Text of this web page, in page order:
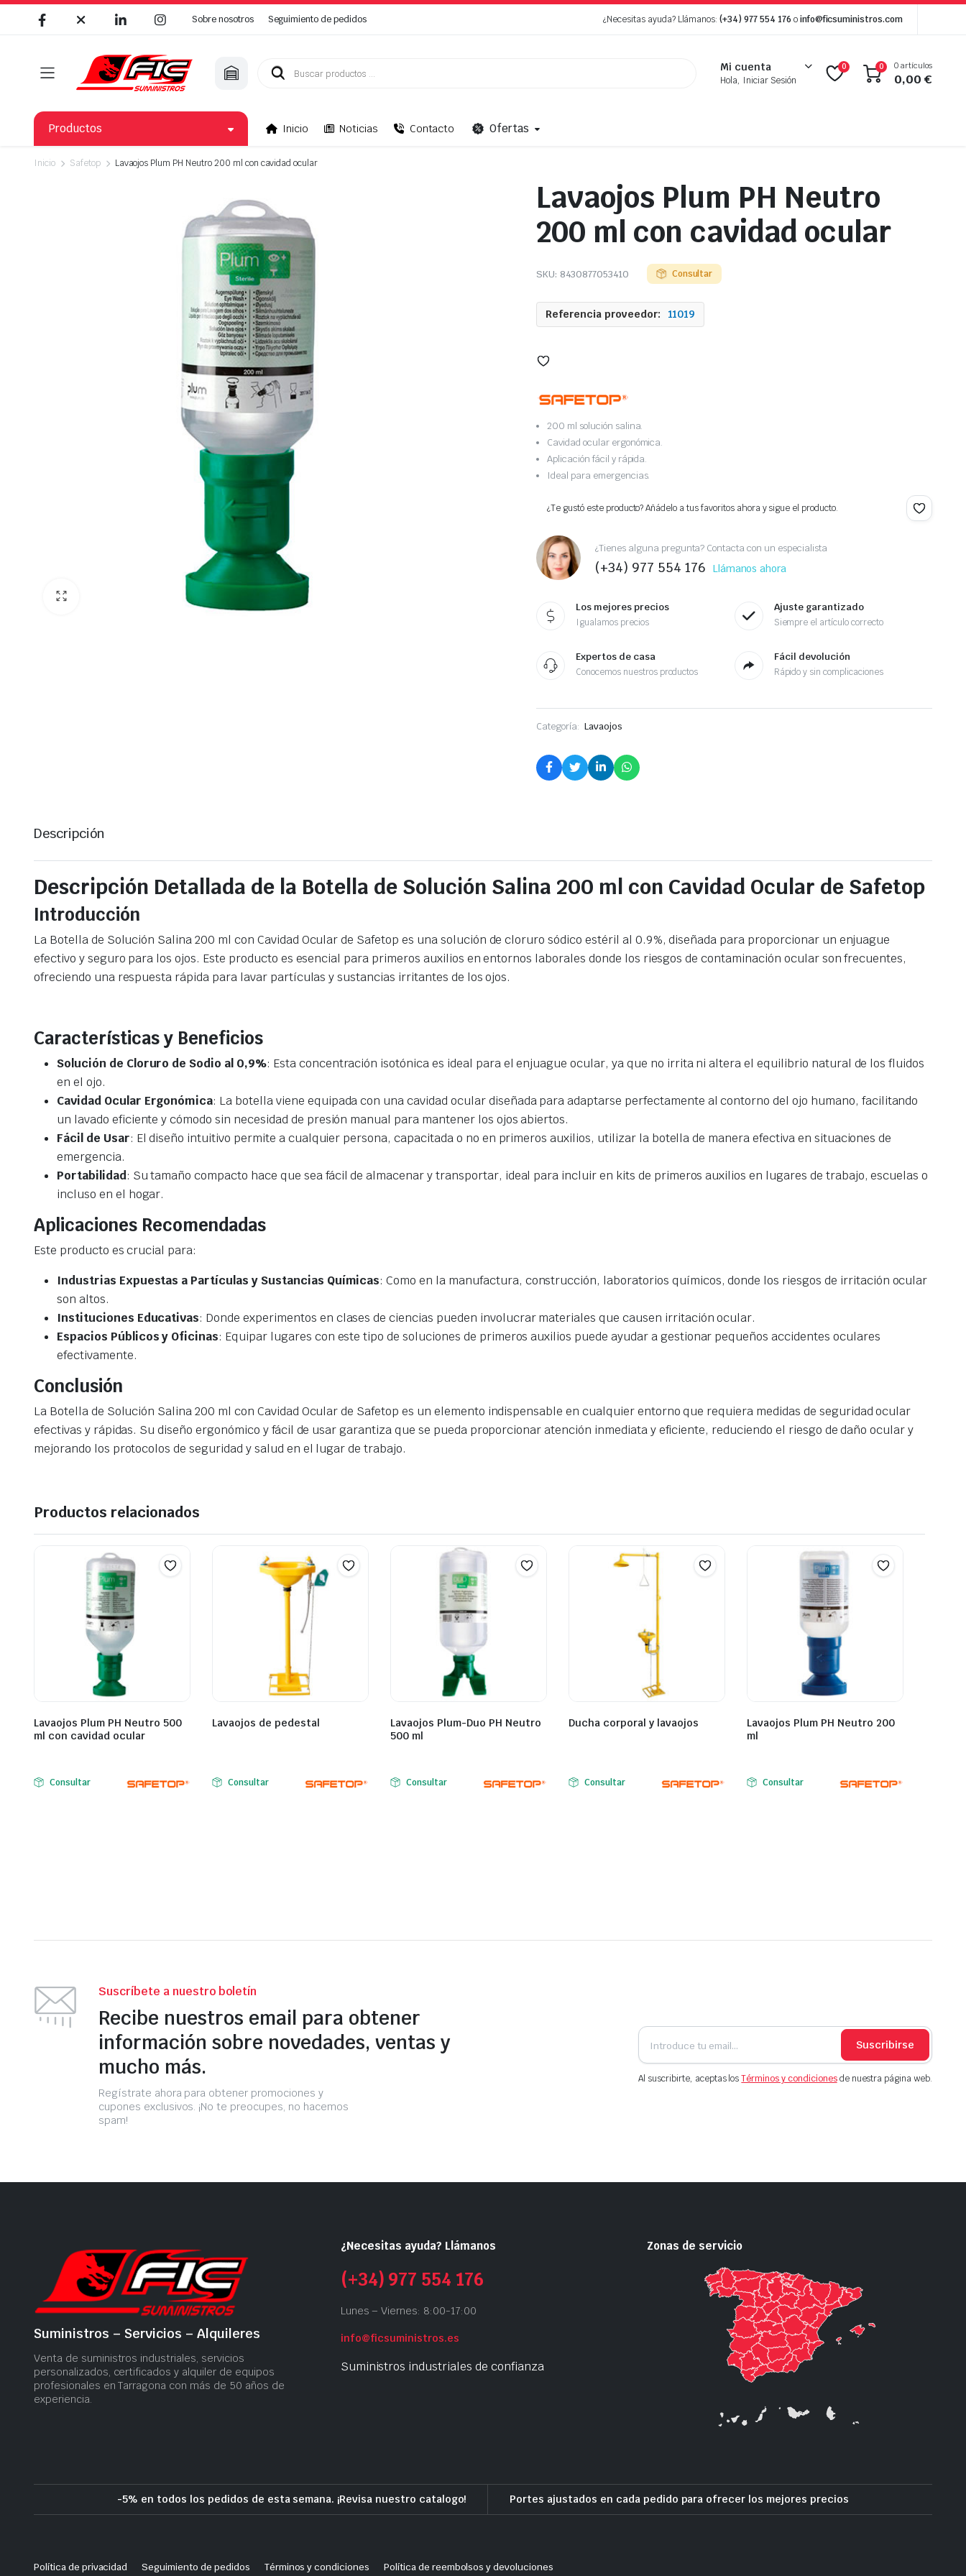
Sobre nosotros Seguimiento de pedidos ¿Necesitas ayuda? Llámanos:(+34) 977 554 176 oinfo@ficsuministros.com
Búsqueda
Mi cuenta
Hola, Iniciar Sesión
0 0 0 artículos
0,00€
Productos Inicio Noticias Contacto Ofertas
Inicio Safetop Lavaojos Plum PH Neutro 200 ml con cavidad ocular
Lavaojos Plum PH Neutro
200 ml con cavidad ocular
SKU: 8430877053410 Consultar
Referencia proveedor: 11019
200 ml solución salina.
Cavidad ocular ergonómica.
Aplicación fácil y rápida.
Ideal para emergencias.
¿Te gustó este producto? Añádelo a tus favoritos ahora y sigue el producto.
¿Tienes alguna pregunta? Contacta con un especialista
(+34) 977 554 176 Llámanos ahora
Los mejores precios
Igualamos precios
Ajuste garantizado
Siempre el artículo correcto
Expertos de casa
Conocemos nuestros productos
Fácil devolución
Rápido y sin complicaciones
Categoría: Lavaojos
Descripción
Descripción Detallada de la Botella de Solución Salina 200 ml con Cavidad Ocular de Safetop
Introducción
La Botella de Solución Salina 200 ml con Cavidad Ocular de Safetop es una solución de cloruro sódico estéril al 0.9%, diseñada para proporcionar un enjuague
efectivo y seguro para los ojos. Este producto es esencial para primeros auxilios en entornos laborales donde los riesgos de contaminación ocular son frecuentes,
ofreciendo una respuesta rápida para lavar partículas y sustancias irritantes de los ojos.
Características y Beneficios
Solución de Cloruro de Sodio al 0,9%: Esta concentración isotónica es ideal para el enjuague ocular, ya que no irrita ni altera el equilibrio natural de los fluidos
en el ojo.
Cavidad Ocular Ergonómica: La botella viene equipada con una cavidad ocular diseñada para adaptarse perfectamente al contorno del ojo humano, facilitando
un lavado eficiente y cómodo sin necesidad de presión manual para mantener los ojos abiertos.
Fácil de Usar: El diseño intuitivo permite a cualquier persona, capacitada o no en primeros auxilios, utilizar la botella de manera efectiva en situaciones de
emergencia.
Portabilidad: Su tamaño compacto hace que sea fácil de almacenar y transportar, ideal para incluir en kits de primeros auxilios en lugares de trabajo, escuelas o
incluso en el hogar.
Aplicaciones Recomendadas
Este producto es crucial para:
Industrias Expuestas a Partículas y Sustancias Químicas: Como en la manufactura, construcción, laboratorios químicos, donde los riesgos de irritación ocular
son altos.
Instituciones Educativas: Donde experimentos en clases de ciencias pueden involucrar materiales que causen irritación ocular.
Espacios Públicos y Oficinas: Equipar lugares con este tipo de soluciones de primeros auxilios puede ayudar a gestionar pequeños accidentes oculares
efectivamente.
Conclusión
La Botella de Solución Salina 200 ml con Cavidad Ocular de Safetop es un elemento indispensable en cualquier entorno que requiera medidas de seguridad ocular
efectivas y rápidas. Su diseño ergonómico y fácil de usar garantiza que se pueda proporcionar atención inmediata y eficiente, reduciendo el riesgo de daño ocular y
mejorando los protocolos de seguridad y salud en el lugar de trabajo.
Productos relacionados
Lavaojos Plum PH Neutro 500
ml con cavidad ocular
Consultar
Lavaojos de pedestal
Consultar
Lavaojos Plum-Duo PH Neutro
500 ml
Consultar
Ducha corporal y lavaojos
Consultar
Lavaojos Plum PH Neutro 200
ml
Consultar
Suscríbete a nuestro boletín
Recibe nuestros email para obtener
información sobre novedades, ventas y
mucho más.
Regístrate ahora para obtener promociones y
cupones exclusivos. ¡No te preocupes, no hacemos
spam!
Suscribirse
Al suscribirte, aceptas losTérminos y condicionesde nuestra página web.
Suministros – Servicios – Alquileres
Venta de suministros industriales, servicios
personalizados, certificados y alquiler de equipos
profesionales en Tarragona con más de 50 años de
experiencia.
¿Necesitas ayuda? Llámanos
(+34) 977 554 176
Lunes – Viernes: 8:00-17:00
info@ficsuministros.es
Suministros industriales de confianza
Zonas de servicio
-5% en todos los pedidos de esta semana. ¡Revisa nuestro catalogo! Portes ajustados en cada pedido para ofrecer los mejores precios
Política de privacidad Seguimiento de pedidos Términos y condiciones Política de reembolsos y devoluciones